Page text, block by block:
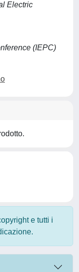
Electric
(IEPC)
e tutti i